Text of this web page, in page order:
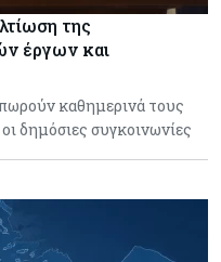
της
έργων και
καθημερινά τους
δημόσιες συγκοινωνίες